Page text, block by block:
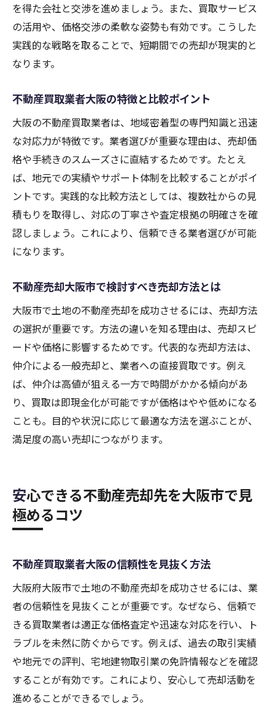
を得た会社と交渉を進めましょう。また、買取サービス
の活用や、価格交渉の柔軟な姿勢も有効です。こうした
実践的な戦略を取ることで、短期間での売却が現実的と
なります。
不動産買取業者大阪の特徴と比較ポイント
大阪の不動産買取業者は、地域密着型の専門知識と迅速
な対応力が特徴です。業者選びが重要な理由は、売却価
格や手続きのスムーズさに直結するためです。たとえ
ば、地元での実績やサポート体制を比較することがポイ
ントです。実践的な比較方法としては、複数社からの見
積もりを取得し、対応の丁寧さや査定根拠の明確さを確
認しましょう。これにより、信頼できる業者選びが可能
になります。
不動産売却大阪市で検討すべき売却方法とは
大阪市で土地の不動産売却を成功させるには、売却方法
の選択が重要です。方法の違いを知る理由は、売却スピ
ードや価格に影響するためです。代表的な売却方法は、
仲介による一般売却と、業者への直接買取です。例え
ば、仲介は高値が狙える一方で時間がかかる傾向があ
り、買取は即現金化が可能ですが価格はやや低めになる
ことも。目的や状況に応じて最適な方法を選ぶことが、
満足度の高い売却につながります。
安心できる不動産売却先を大阪市で見
極めるコツ
不動産買取業者大阪の信頼性を見抜く方法
大阪府大阪市で土地の不動産売却を成功させるには、業
者の信頼性を見抜くことが重要です。なぜなら、信頼で
きる買取業者は適正な価格査定や迅速な対応を行い、ト
ラブルを未然に防ぐからです。例えば、過去の取引実績
や地元での評判、宅地建物取引業の免許情報などを確認
することが有効です。これにより、安心して売却活動を
進めることができるでしょう。